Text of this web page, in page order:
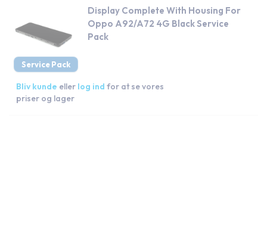
Service Pack
Display Complete With Housing For
Oppo A92/A72 4G Black Service
Pack
Bliv kunde eller log ind for at se vores
priser og lager